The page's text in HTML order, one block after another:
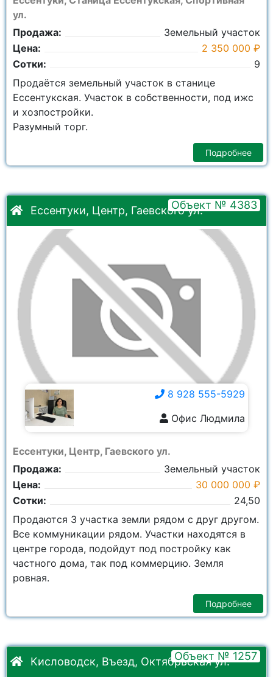
ул.
Продажа:
Земельный участок
Цена:
2 350 000 ₽
Сотки:
9
Продаётся земельный участок в станице
Ессентукская. Участок в собственности, под ижс
и хозпостройки.
Разумный торг.
Подробнее
Ессентуки, Центр, Гаевского ул.Объект № 4383
Ессентуки, Центр, Гаевского ул.
Продажа:
Земельный участок
Цена:
30 000 000 ₽
Сотки:
24,50
8 928 555-5929
Офис Людмила
Продаются 3 участка земли рядом с друг другом.
Все коммуникации рядом. Участки находятся в
центре города, подойдут под постройку как
частного дома, так под коммерцию. Земля
ровная.
Подробнее
Кисловодск, Въезд, Октябрьская ул.
Объект № 1257